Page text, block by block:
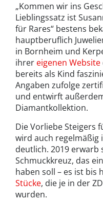
„Kommen wir ins
Lieblingssatz ist
für Rares“ bestens
hauptberuflich
in Bornheim und
ihrer eigenen Website
bereits als Kind
Angaben zufolge
und entwirft
Diamantkollektion.
Die Vorliebe Steigers
wird auch regelmäßig
deutlich. 2019 erwarb
Schmuckkreuz, das
haben soll – es ist bis
Stücke, die je in der
wurden.